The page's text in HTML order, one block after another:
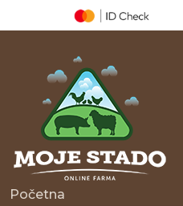
Početna